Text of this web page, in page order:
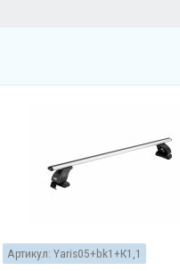
Артикул:Yaris05+bk1+К1,1